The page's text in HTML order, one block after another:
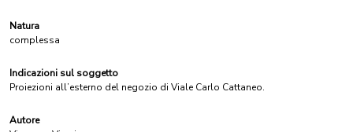
Natura
complessa
Indicazioni sul soggetto
Proiezioni all’esterno del negozio di Viale Carlo Cattaneo.
Autore